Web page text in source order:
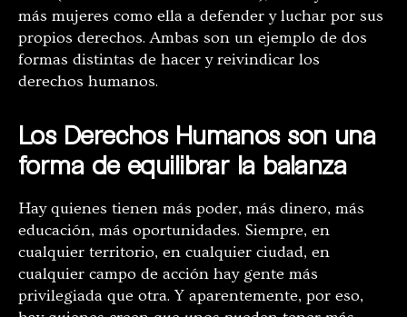
más mujeres como ella a defender y luchar por sus
propios derechos. Ambas son un ejemplo de dos
formas distintas de hacer y reivindicar los
derechos humanos.
Los Derechos Humanos son una
forma de equilibrar la balanza
Hay quienes tienen más poder, más dinero, más
educación, más oportunidades. Siempre, en
cualquier territorio, en cualquier ciudad, en
cualquier campo de acción hay gente más
privilegiada que otra. Y aparentemente, por eso,